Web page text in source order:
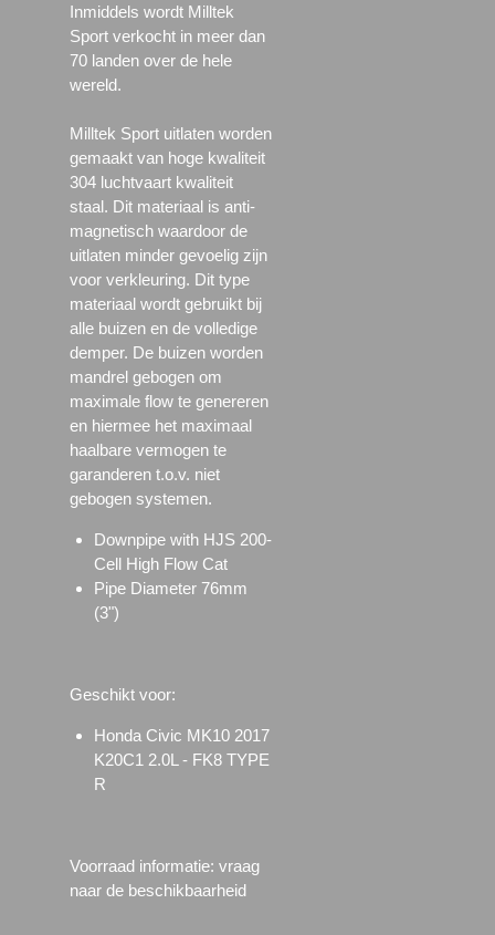
Inmiddels wordt Milltek
Sport verkocht in meer dan
70 landen over de hele
wereld.
Milltek Sport uitlaten worden
gemaakt van hoge kwaliteit
304 luchtvaart kwaliteit
staal. Dit materiaal is anti-
magnetisch waardoor de
uitlaten minder gevoelig zijn
voor verkleuring. Dit type
materiaal wordt gebruikt bij
alle buizen en de volledige
demper. De buizen worden
mandrel gebogen om
maximale flow te genereren
en hiermee het maximaal
haalbare vermogen te
garanderen t.o.v. niet
gebogen systemen.
Downpipe with HJS 200-
Cell High Flow Cat
Pipe Diameter 76mm
(3")
Geschikt voor:
Honda Civic MK10 2017
K20C1 2.0L - FK8 TYPE
R
Voorraad informatie: vraag
naar de beschikbaarheid